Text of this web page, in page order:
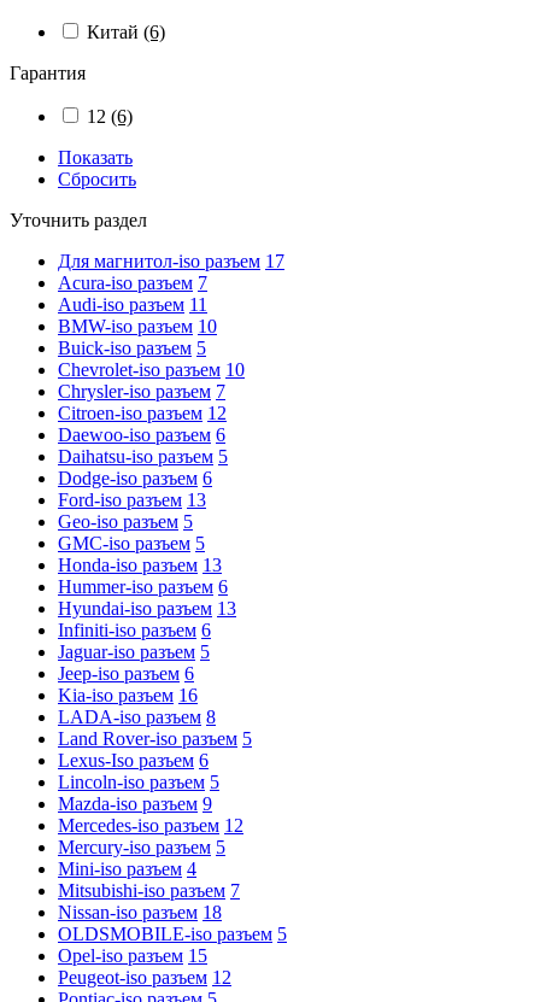
Китай (6)
Гарантия
12 (6)
Показать
Сбросить
Уточнить раздел
Для магнитол-iso разъем 17
Acura-iso разъем 7
Audi-iso разъем 11
BMW-iso разъем 10
Buick-iso разъем 5
Chevrolet-iso разъем 10
Chrysler-iso разъем 7
Citroen-iso разъем 12
Daewoo-iso разъем 6
Daihatsu-iso разъем 5
Dodge-iso разъем 6
Ford-iso разъем 13
Geo-iso разъем 5
GMC-iso разъем 5
Honda-iso разъем 13
Hummer-iso разъем 6
Hyundai-iso разъем 13
Infiniti-iso разъем 6
Jaguar-iso разъем 5
Jeep-iso разъем 6
Kia-iso разъем 16
LADA-iso разъем 8
Land Rover-iso разъем 5
Lexus-Iso разъем 6
Lincoln-iso разъем 5
Mazda-iso разъем 9
Mercedes-iso разъем 12
Mercury-iso разъем 5
Mini-iso разъем 4
Mitsubishi-iso разъем 7
Nissan-iso разъем 18
OLDSMOBILE-iso разъем 5
Opel-iso разъем 15
Peugeot-iso разъем 12